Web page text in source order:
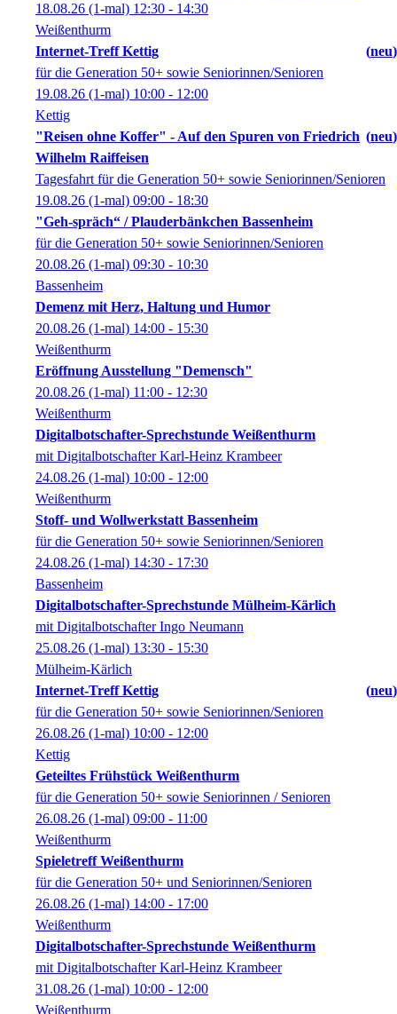
18.08.26 (1-mal) 12:30 - 14:30
Weißenthurm
Internet-Treff Kettig
neu
für die Generation 50+ sowie Seniorinnen/Senioren
19.08.26 (1-mal) 10:00 - 12:00
Kettig
"Reisen ohne Koffer" - Auf den Spuren von Friedrich
Wilhelm Raiffeisen
neu
Tagesfahrt für die Generation 50+ sowie Seniorinnen/Senioren
19.08.26 (1-mal) 09:00 - 18:30
"Geh-spräch“ / Plauderbänkchen Bassenheim
für die Generation 50+ sowie Seniorinnen/Senioren
20.08.26 (1-mal) 09:30 - 10:30
Bassenheim
Demenz mit Herz, Haltung und Humor
20.08.26 (1-mal) 14:00 - 15:30
Weißenthurm
Eröffnung Ausstellung "Demensch"
20.08.26 (1-mal) 11:00 - 12:30
Weißenthurm
Digitalbotschafter-Sprechstunde Weißenthurm
mit Digitalbotschafter Karl-Heinz Krambeer
24.08.26 (1-mal) 10:00 - 12:00
Weißenthurm
Stoff- und Wollwerkstatt Bassenheim
für die Generation 50+ sowie Seniorinnen/Senioren
24.08.26 (1-mal) 14:30 - 17:30
Bassenheim
Digitalbotschafter-Sprechstunde Mülheim-Kärlich
mit Digitalbotschafter Ingo Neumann
25.08.26 (1-mal) 13:30 - 15:30
Mülheim-Kärlich
Internet-Treff Kettig
neu
für die Generation 50+ sowie Seniorinnen/Senioren
26.08.26 (1-mal) 10:00 - 12:00
Kettig
Geteiltes Frühstück Weißenthurm
für die Generation 50+ sowie Seniorinnen / Senioren
26.08.26 (1-mal) 09:00 - 11:00
Weißenthurm
Spieletreff Weißenthurm
für die Generation 50+ und Seniorinnen/Senioren
26.08.26 (1-mal) 14:00 - 17:00
Weißenthurm
Digitalbotschafter-Sprechstunde Weißenthurm
mit Digitalbotschafter Karl-Heinz Krambeer
31.08.26 (1-mal) 10:00 - 12:00
Weißenthurm